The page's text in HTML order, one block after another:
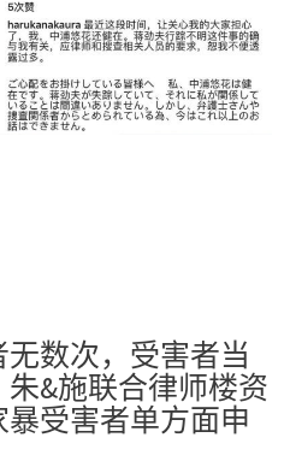
数次，受害者当
&施联合律师楼资
受害者单方面申